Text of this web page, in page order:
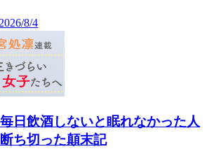
2026/8/4
日飲酒しないと眠れなかった人
ち切った顛末記